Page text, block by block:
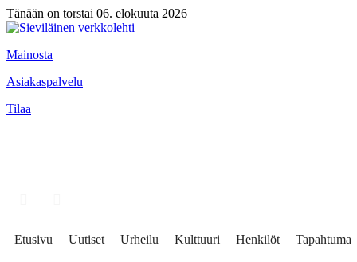
Tänään on torstai 06. elokuuta 2026
Mainosta
Asiakaspalvelu
Tilaa
Etusivu Uutiset Urheilu Kulttuuri Henkilöt Tapahtumat